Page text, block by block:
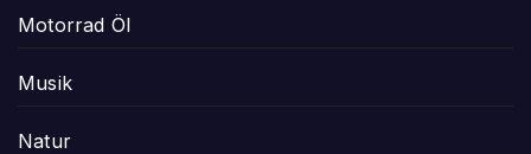
Motorrad Öl
Musik
Natur